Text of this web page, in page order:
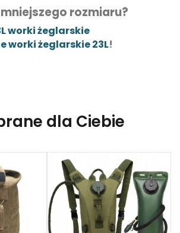
rozmiaru?
worki żeglarskie
worki żeglarskie 23L!
dla Ciebie